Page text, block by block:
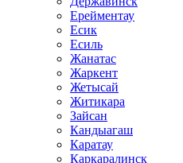
Ерейментау
Есик
Есиль
Жанатас
Жаркент
Жетысай
Житикара
Зайсан
Кандыагаш
Каратау
Каркаралинск